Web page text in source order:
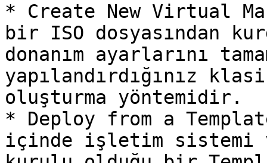
* Create New Virtual
bir ISO dosyasından
donanım ayarlarını
yapılandırdığınız
oluşturma yöntemidir.
* Deploy from a
içinde işletim sistemi